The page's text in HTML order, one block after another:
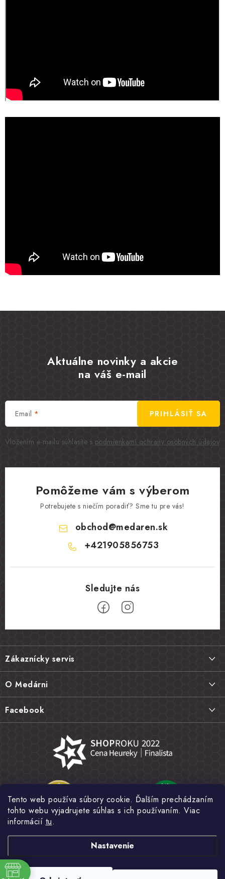
Tento web používa súbory cookie. Ďalším prechádzaním
tohto webu vyjadrujete súhlas s ich používaním. Viac
informácií tu.
Nastavenie
Aktuálne novinky a akcie
na váš e-mail
Email
Vložením e-mailu súhlasíte s podmienkami ochrany osobných údajov
PRIHLÁSIŤ SA
Pomôžeme vám s výberom
Potrebujete s niečím poradiť? Sme tu pre vás!
obchod@medaren.sk
+421905856753
á
p
ä
e
Zákaznícky servis
Vrátenie tovaru, výmena a reklamácie
Najčastejšie otázky FAQ
Hodnotenie obchodu
Obchodné podmienky
Ochrana osobných údajov
O Medárni
Náš príbeh
Kamenná predajňa
Fotogaléria
Novinky
Facebook
Copyright 2026 . Všetky práva vyhradené.Upraviť nastavenie